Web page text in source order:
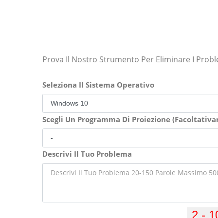
Prova Il Nostro Strumento Per Eliminare I
Seleziona Il Sistema Operativo
Scegli Un Programma Di Proiezione
Descrivi Il Tuo Problema